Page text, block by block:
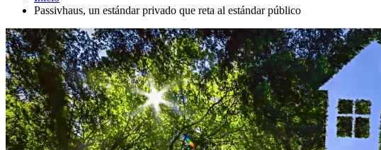
Passivhaus, un estándar privado que reta al estándar público